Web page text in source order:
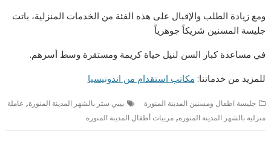
ومع زيادة الطلب والإقبال على هذه الفئة من الخدمات المنزلية، باتت
جليسة المسنين شريكاً جوهرياً
في مساعدة كبار السن لنيل حياة كريمة ومستقرة وسط أسرهم.
للمزيد من خدماتنا: مكاتب استقدام من اندونيسيا
جليسة اطفال ومسنين المدينة المنورة بيبي ستر بالشهر المدينة المنورة, عاملة
منزلية بالشهر المدينة المنورة,مربيات أطفال المدينة المنورة